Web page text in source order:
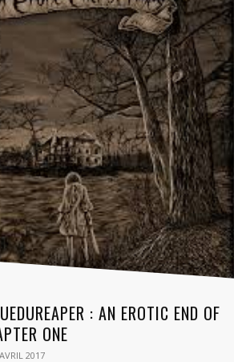
: AN EROTIC END OF
ONE
2017